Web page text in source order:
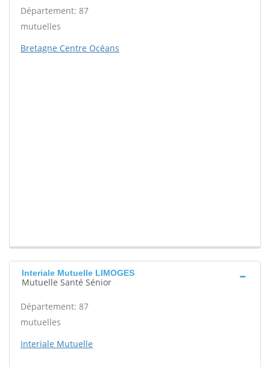
Département: 87
mutuelles
Bretagne Centre Océans
Interiale Mutuelle LIMOGES
Mutuelle Santé Sénior
Département: 87
mutuelles
Interiale Mutuelle